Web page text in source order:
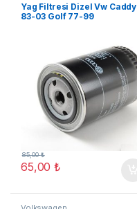
Yag Filtresi Dizel Vw Caddy
83-03 Golf 77-99
65,00₺
85,00₺